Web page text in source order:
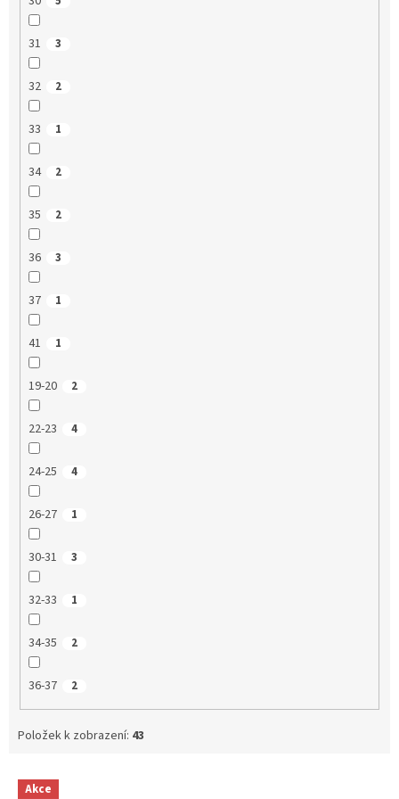
31 3
32 2
33 1
34 2
35 2
36 3
37 1
41 1
19-20 2
22-23 4
24-25 4
26-27 1
30-31 3
32-33 1
34-35 2
36-37 2
Položek k zobrazení: 43
V Akce